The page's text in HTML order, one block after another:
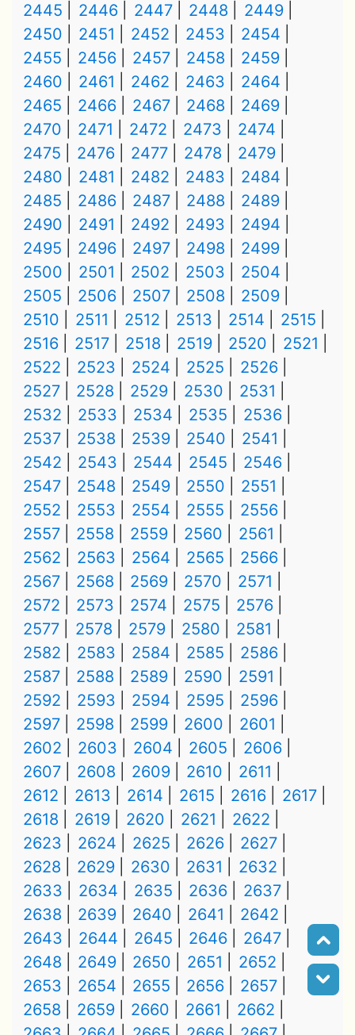
2445
2446 2447 2448
2449
2450
2451 2452 2453
2454
2455
2456 2457 2458
2459
2460
2461 2462 2463
2464
2465
2466 2467 2468
2469
2470
2471 2472 2473
2474
2475
2476 2477 2478
2479
2480
2481 2482 2483
2484
2485
2486 2487 2488
2489
2490
2491 2492 2493
2494
2495
2496 2497 2498
2499
2500
2501 2502 2503
2504
2505
2506 2507 2508
2509
2510
2511 2512 2513 2514
2515
2516
2517 2518 2519 2520
2521
2522
2523 2524 2525
2526
2527
2528 2529 2530
2531
2532
2533 2534 2535
2536
2537
2538 2539 2540
2541
2542
2543 2544 2545
2546
2547
2548 2549 2550
2551
2552
2553 2554 2555
2556
2557
2558 2559 2560
2561
2562
2563 2564 2565
2566
2567
2568 2569 2570
2571
2572
2573 2574 2575
2576
2577
2578 2579 2580
2581
2582
2583 2584 2585
2586
2587
2588 2589 2590
2591
2592
2593 2594 2595
2596
2597
2598 2599 2600
2601
2602
2603 2604 2605
2606
2607
2608 2609 2610
2611
2612
2613 2614 2615 2616
2617
2618
2619 2620 2621
2622
2623
2624 2625 2626
2627
2628
2629 2630 2631
2632
2633
2634 2635 2636
2637
2638
2639 2640 2641
2642
2643
2644 2645 2646
2647
2648
2649 2650 2651
2652
2653
2654 2655 2656
2657
2658
2659 2660 2661
2662